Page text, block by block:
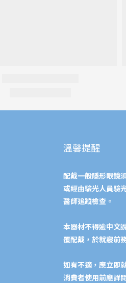
溫馨提醒
配戴一般隱形眼鏡
或經由驗光人員驗
醫師追蹤檢查。
本器材不得逾中文
覆配戴，於就寢前
如有不適，應立即
消費者使用前應詳